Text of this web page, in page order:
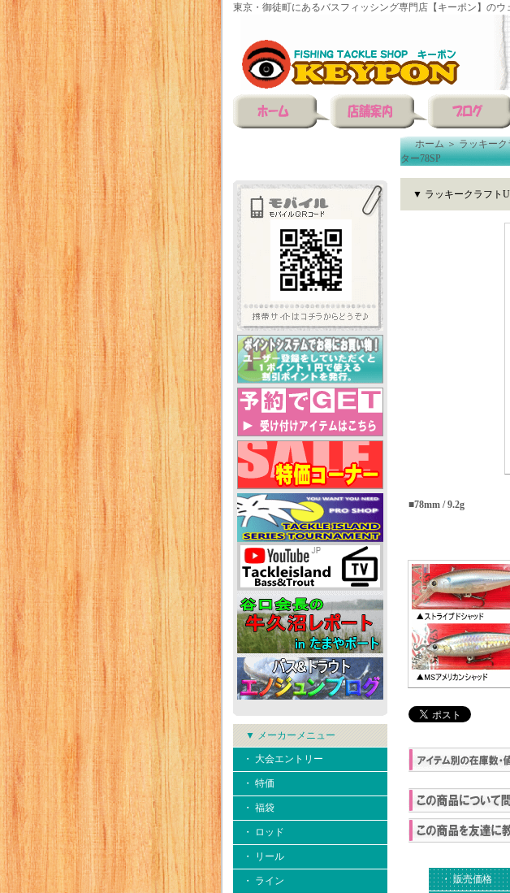
東京・御徒町にあるバスフィッシング専門店【キーポン】の
▼ メーカーメニュー
・ 大会エントリー
・ 特価
・ 福袋
・ ロッド
・ リール
・ ライン
ホーム＞ラッキーク
ター78SP
▼ ラッキークラフト
■78mm / 9.2g
・ 販売価格